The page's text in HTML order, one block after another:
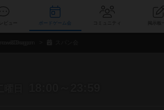
新着レビュー コミュニティ